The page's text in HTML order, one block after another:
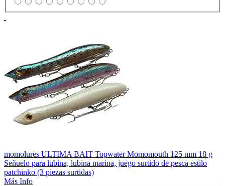
momolures ULTIMA BAIT Topwater Momomouth 125 mm 18 g
Señuelo para lubina, lubina marina, juego surtido de pesca estilo
patchinko (3 piezas surtidas)
Más Info